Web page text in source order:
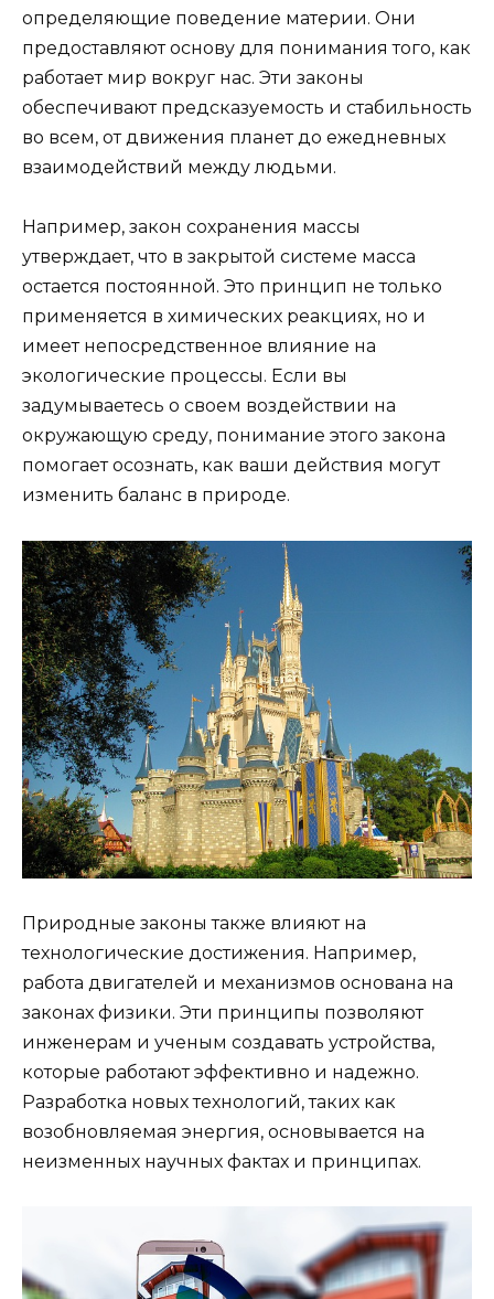
определяющие поведение материи. Они
предоставляют основу для понимания того, как
работает мир вокруг нас. Эти законы
обеспечивают предсказуемость и стабильность
во всем, от движения планет до ежедневных
взаимодействий между людьми.
Например, закон сохранения массы
утверждает, что в закрытой системе масса
остается постоянной. Это принцип не только
применяется в химических реакциях, но и
имеет непосредственное влияние на
экологические процессы. Если вы
задумываетесь о своем воздействии на
окружающую среду, понимание этого закона
помогает осознать, как ваши действия могут
изменить баланс в природе.
Природные законы также влияют на
технологические достижения. Например,
работа двигателей и механизмов основана на
законах физики. Эти принципы позволяют
инженерам и ученым создавать устройства,
которые работают эффективно и надежно.
Разработка новых технологий, таких как
возобновляемая энергия, основывается на
неизменных научных фактах и принципах.